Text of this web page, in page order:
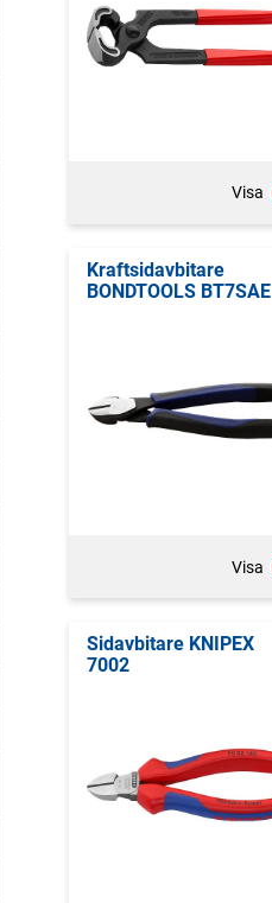
Visa
Kraftsidavbitare
BONDTOOLS BT7SAE
Visa
Sidavbitare KNIPEX
7002